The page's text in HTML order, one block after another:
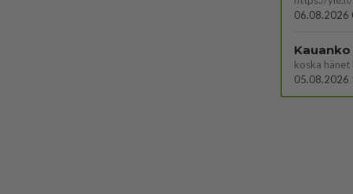
06.08.2026
koska hänet
05.08.2026